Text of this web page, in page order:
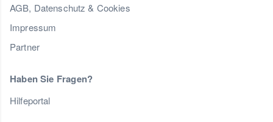
AGB, Datenschutz & Cookies
Impressum
Partner
Haben Sie Fragen?
Hilfeportal